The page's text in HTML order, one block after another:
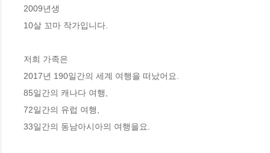
2009년생
10살 꼬마 작가입니다.
저희 가족은
2017년 190일간의 세계 여행을 떠났어요.
85일간의 캐나다 여행,
72일간의 유럽 여행,
33일간의 동남아시아의 여행을요.